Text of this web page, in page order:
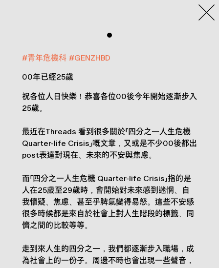
#青年危機科 #GENZHBD
00年已經25歲
祝各位人日快樂！恭喜各位00後今年開始逐漸步入
25歲。
最近在Threads 看到很多關於「四分之一人生危機
Quarter-life Crisis」嘅文章，又或是不少00後都出
post表達對現在、未來的不安與焦慮。
而「四分之一人生危機 Quarter-life Crisis」指的是
人在25歲至29歲時，會開始對未來感到迷惘、自
我懷疑、焦慮、甚至乎脾氣變得易怒。這些不安感
很多時候都是來自於社會上對人生階段的標籤、同
儕之間的比較等等。
走到來人生的四分之一，我們都逐漸步入職場，成
為社會上的一份子。周邊不時也會出現一些聲音，